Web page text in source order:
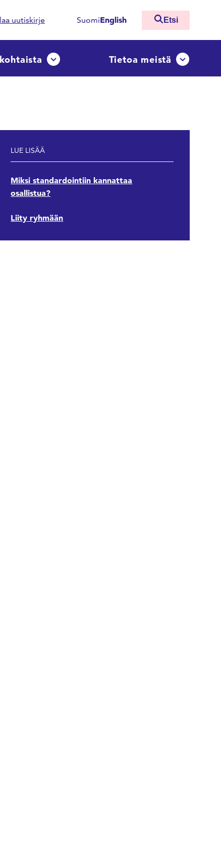
uutiskirje SuomiEnglish Etsi
Avaa tai sulje pudotusvalikkoTietoa meistä Avaa tai
LUE LISÄÄ
Miksi standardointiin kannattaa
osallistua?
Liity ryhmään